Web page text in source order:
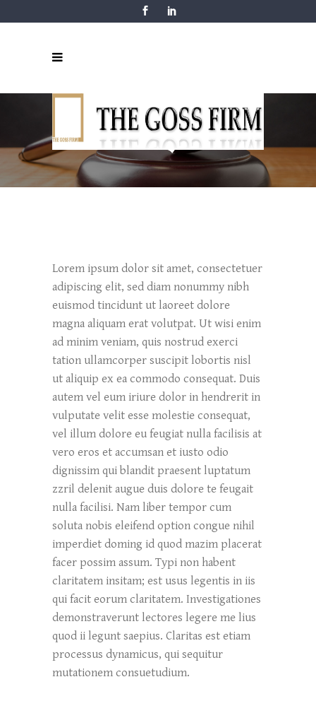
BLOCKQUOTE
Lorem ipsum dolor sit amet, consectetuer
adipiscing elit, sed diam nonummy nibh
euismod tincidunt ut laoreet dolore
magna aliquam erat volutpat. Ut wisi enim
ad minim veniam, quis nostrud exerci
tation ullamcorper suscipit lobortis nisl
ut aliquip ex ea commodo consequat. Duis
autem vel eum iriure dolor in hendrerit in
vulputate velit esse molestie consequat,
vel illum dolore eu feugiat nulla facilisis at
vero eros et accumsan et iusto odio
dignissim qui blandit praesent luptatum
zzril delenit augue duis dolore te feugait
nulla facilisi. Nam liber tempor cum
soluta nobis eleifend option congue nihil
imperdiet doming id quod mazim placerat
facer possim assum. Typi non habent
claritatem insitam; est usus legentis in iis
qui facit eorum claritatem. Investigationes
demonstraverunt lectores legere me lius
quod ii legunt saepius. Claritas est etiam
processus dynamicus, qui sequitur
mutationem consuetudium.